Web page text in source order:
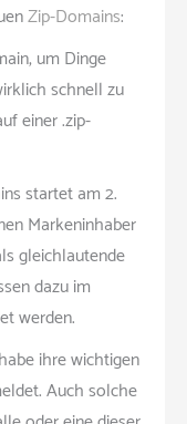
Zip-Domains:
um Dinge
schnell zu
einer .zip-
startet am 2.
Markeninhaber
gleichlautende
dazu im
werden.
ihre wichtigen
Auch solche